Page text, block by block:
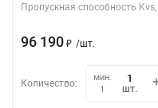
Пропускная способность
96 190 ₽ /шт.
Количество:
мин.
1
шт.